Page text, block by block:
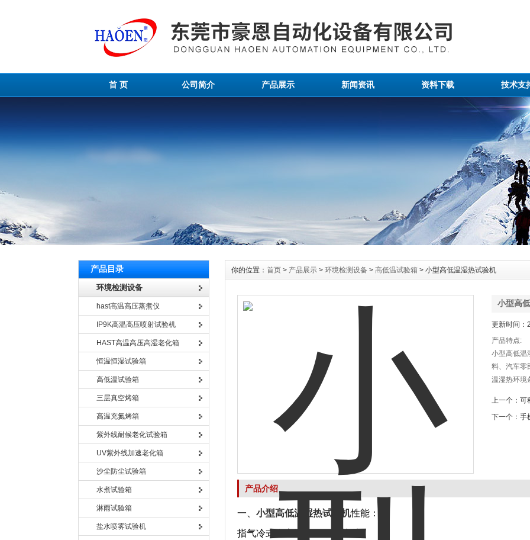
首 页 公司简介 产品展示 新闻资讯 资料下载 技术支
产品目录
环境检测设备
hast高温高压蒸煮仪
IP9K高温高压喷射试验机
HAST高温高压高湿老化箱
恒温恒湿试验箱
高低温试验箱
三层真空烤箱
高温充氮烤箱
紫外线耐候老化试验箱
UV紫外线加速老化箱
沙尘防尘试验箱
水煮试验箱
淋雨试验箱
盐水喷雾试验机
你的位置： 首页 > 产品展示 > 环境检测设备 > 高低温试验箱 > 小型高低温湿热试验机
小型高
更新时间：
产品特点:
小型高低温
料、汽车零
温湿热环境
条件下的性
上一个： 可
下一个： 手
产品介绍
一、 小型高低温湿热试验机性能：
指气冷式在室温20℃，空载时